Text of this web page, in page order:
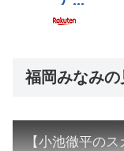
福岡みなみ